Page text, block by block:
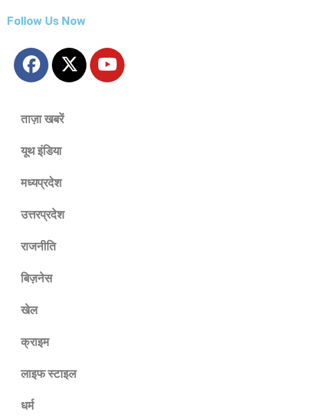
Follow Us Now
ताज़ा खबरें
यूथ इंडिया
मध्यप्रदेश
उत्तरप्रदेश
राजनीति
बिज़नेस
खेल
क्राइम
लाइफ स्टाइल
धर्म